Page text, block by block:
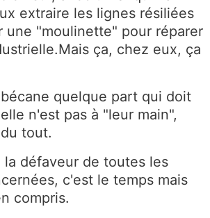
extraire les lignes résiliées
une "moulinette" pour réparer
ça, chez eux, ça
quelque part qui doit
n'est pas à "leur main",
tout.
la défaveur de toutes les
c'est le temps mais
compris.